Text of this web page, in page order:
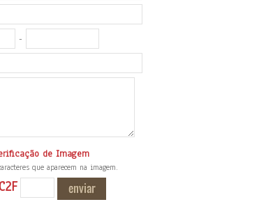
-
de Imagem
que aparecem na imagem.